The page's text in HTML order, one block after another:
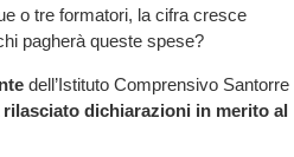
o tre formatori, la cifra cresce
pagherà queste spese?
dell’Istituto Comprensivo Santorre
dichiarazioni in merito al